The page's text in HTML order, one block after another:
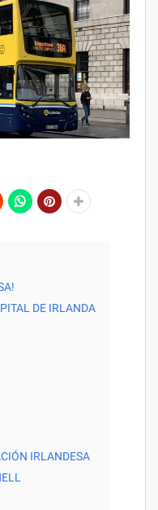
DE IRLANDA
IRLANDESA